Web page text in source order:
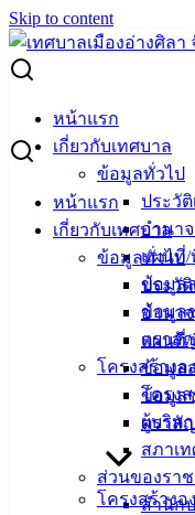
Skip to content
หน้าแรก
เกี่ยวกับเทศบาล
ข้อมูลทั่วไป
ประวั
อำนา
แผนที่/
ข้อมูล
ข้อมูล
ตราสั
โครงสร้างอ
โครงส
ผู้บริห
สภาเ
ส่วนของรา
สำนัก
หน้าแรก
เกี่ยวกับเทศบาล
ข้อมูลทั่วไป
ประวั
อำนา
แผนที่/
ข้อมูล
ข้อมูล
ตราสั
โครงสร้างอ
Search for:
ประกาศเลือกกรรมกา
ประกาศเลือกก
สามัคคี หมู่ 1
กันยายน 28, 2023 ตุ
ข่าวส
เลือกกรรมการชุมชนบ้